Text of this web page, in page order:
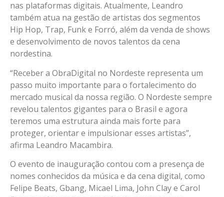
nas plataformas digitais. Atualmente, Leandro
também atua na gestão de artistas dos segmentos
Hip Hop, Trap, Funk e Forró, além da venda de shows
e desenvolvimento de novos talentos da cena
nordestina.
“Receber a ObraDigital no Nordeste representa um
passo muito importante para o fortalecimento do
mercado musical da nossa região. O Nordeste sempre
revelou talentos gigantes para o Brasil e agora
teremos uma estrutura ainda mais forte para
proteger, orientar e impulsionar esses artistas”,
afirma Leandro Macambira.
O evento de inauguração contou com a presença de
nomes conhecidos da música e da cena digital, como
Felipe Beats, Gbang, Micael Lima, John Clay e Carol